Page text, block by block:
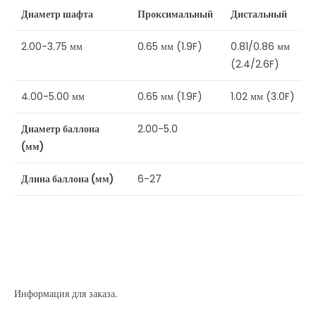
Диаметр шафта Проксимальный Дистальный
2.00-3.75 мм 0.65 мм (1.9F)
0.81/0.86 мм
(2.4/2.6F)
4.00-5.00 мм 0.65 мм (1.9F) 1.02 мм (3.0F)
Диаметр баллона
(мм)
2.00-5.0
Длина баллона (мм) 6-27
Информация для заказа.